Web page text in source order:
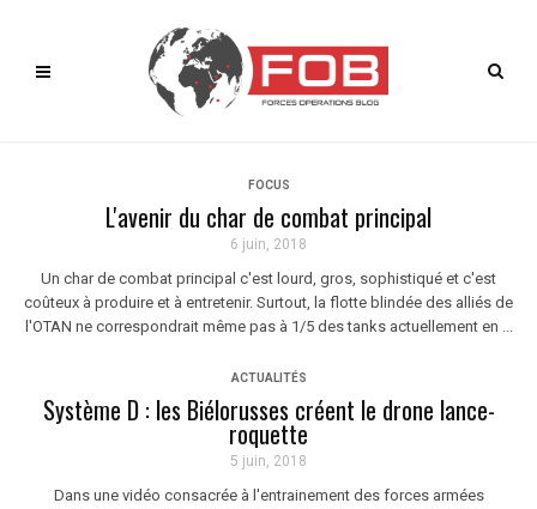
FOCUS
L'avenir du char de combat principal
6 juin, 2018
Un char de combat principal c'est lourd, gros, sophistiqué et c'est
coûteux à produire et à entretenir. Surtout, la flotte blindée des alliés de
l'OTAN ne correspondrait même pas à 1/5 des tanks actuellement en ...
ACTUALITÉS
Système D : les Biélorusses créent le drone lance-
roquette
5 juin, 2018
Dans une vidéo consacrée à l'entrainement des forces armées